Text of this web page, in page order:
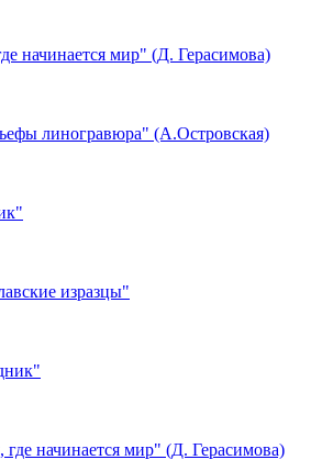
начинается мир" (Д. Герасимова)
линогравюра" (А.Островская)
изразцы"
начинается мир" (Д. Герасимова)